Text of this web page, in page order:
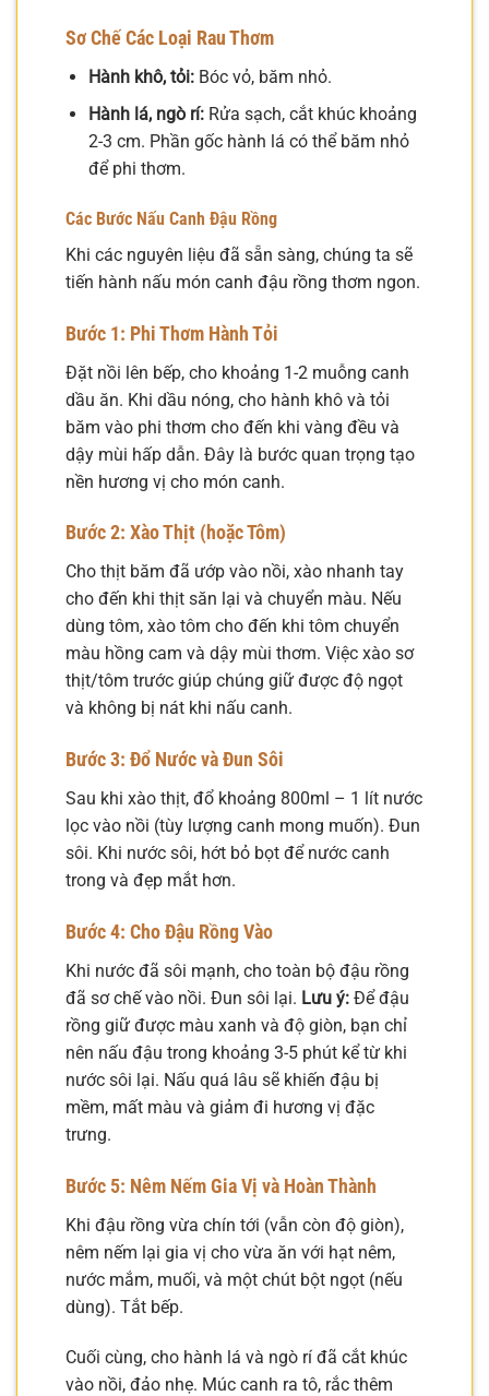
Sơ Chế Các Loại Rau Thơm
Hành khô, tỏi:Bóc vỏ, băm nhỏ.
Hành lá, ngò rí:Rửa sạch, cắt khúc khoảng
2-3 cm. Phần gốc hành lá có thể băm nhỏ
để phi thơm.
Các Bước Nấu Canh Đậu Rồng
Khi các nguyên liệu đã sẵn sàng, chúng ta sẽ
tiến hành nấu món canh đậu rồng thơm ngon.
Bước 1: Phi Thơm Hành Tỏi
Đặt nồi lên bếp, cho khoảng 1-2 muỗng canh
dầu ăn. Khi dầu nóng, cho hành khô và tỏi
băm vào phi thơm cho đến khi vàng đều và
dậy mùi hấp dẫn. Đây là bước quan trọng tạo
nền hương vị cho món canh.
Bước 2: Xào Thịt (hoặc Tôm)
Cho thịt băm đã ướp vào nồi, xào nhanh tay
cho đến khi thịt săn lại và chuyển màu. Nếu
dùng tôm, xào tôm cho đến khi tôm chuyển
màu hồng cam và dậy mùi thơm. Việc xào sơ
thịt/tôm trước giúp chúng giữ được độ ngọt
và không bị nát khi nấu canh.
Bước 3: Đổ Nước và Đun Sôi
Sau khi xào thịt, đổ khoảng 800ml – 1 lít nước
lọc vào nồi (tùy lượng canh mong muốn). Đun
sôi. Khi nước sôi, hớt bỏ bọt để nước canh
trong và đẹp mắt hơn.
Bước 4: Cho Đậu Rồng Vào
Khi nước đã sôi mạnh, cho toàn bộ đậu rồng
đã sơ chế vào nồi. Đun sôi lại. Lưu ý: Để đậu
rồng giữ được màu xanh và độ giòn, bạn chỉ
nên nấu đậu trong khoảng 3-5 phút kể từ khi
nước sôi lại. Nấu quá lâu sẽ khiến đậu bị
mềm, mất màu và giảm đi hương vị đặc
trưng.
Bước 5: Nêm Nếm Gia Vị và Hoàn Thành
Khi đậu rồng vừa chín tới (vẫn còn độ giòn),
nêm nếm lại gia vị cho vừa ăn với hạt nêm,
nước mắm, muối, và một chút bột ngọt (nếu
dùng). Tắt bếp.
Cuối cùng, cho hành lá và ngò rí đã cắt khúc
vào nồi, đảo nhẹ. Múc canh ra tô, rắc thêm